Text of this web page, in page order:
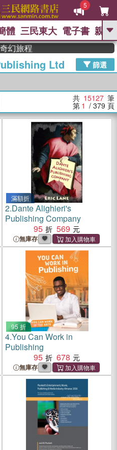
5
GO
： 東野圭吾 、 高希均教授回憶錄
Odyssey 、 父親節 、 如果歷
灣漫遊錄、 方念華 、 台灣的李
代
數學女孩：黎曼猜想 、
的迷走神經
體 三民東大 電子書 親子
Ltd
篩選
共 15127 筆
第 1 / 379 頁
滿額折
2.Dante Alighieri's
Publishing Company
95
569
無庫存
95 折
4.You Can Work in
Publishing
95
678
無庫存